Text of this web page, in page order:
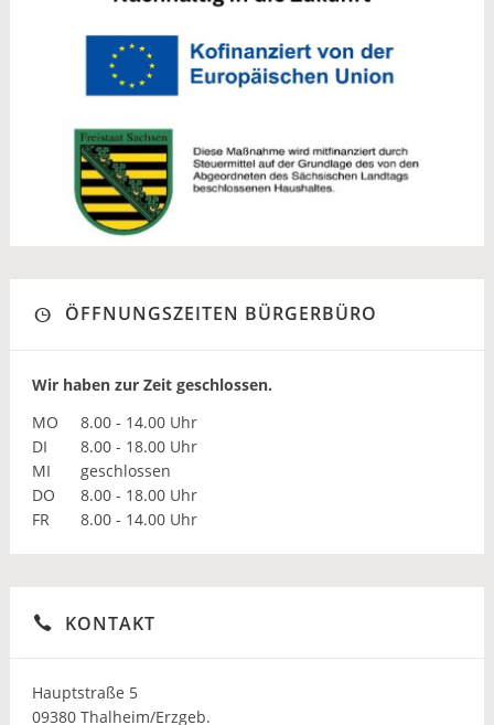
ÖFFNUNGSZEITEN BÜRGERBÜRO
Wir haben zur Zeit geschlossen.
MO
8.00 - 14.00 Uhr
DI
8.00 - 18.00 Uhr
MI
geschlossen
DO
8.00 - 18.00 Uhr
FR
8.00 - 14.00 Uhr
KONTAKT
Hauptstraße 5
09380 Thalheim/Erzgeb.